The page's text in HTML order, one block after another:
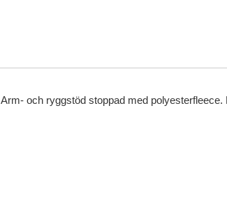
och ryggstöd stoppad med polyesterfleece.